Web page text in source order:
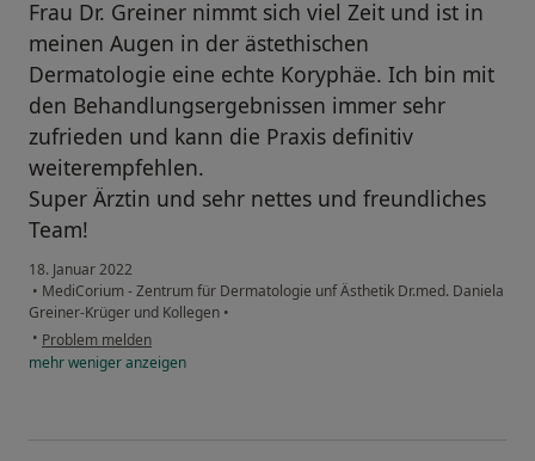
Frau Dr. Greiner nimmt sich viel Zeit und ist in
meinen Augen in der ästethischen
Dermatologie eine echte Koryphäe. Ich bin mit
den Behandlungsergebnissen immer sehr
zufrieden und kann die Praxis definitiv
weiterempfehlen.
Super Ärztin und sehr nettes und freundliches
Team!
18. Januar 2022
• MediCorium - Zentrum für Dermatologie unf Ästhetik Dr.med. Daniela
Greiner-Krüger und Kollegen •
• Problem melden
mehrwenigeranzeigen